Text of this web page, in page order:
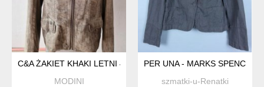
C&A ŻAKIET KHAKI LETNI 42 XL 44 PLUS SIZE
MODINI
PER UNA - MARKS SPENCER
szmatki-u-Renatki